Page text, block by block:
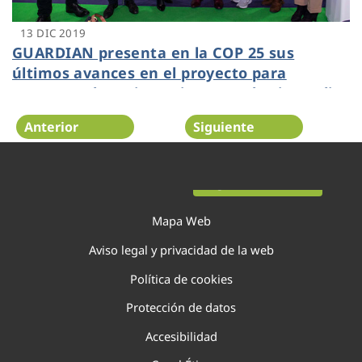
13 DIC 2019
GUARDIAN presenta en la COP 25 sus
últimos avances en el proyecto para
aumentar la resistencia contra los incendios
forestales
Anterior Siguiente
Mapa Web
Aviso legal y privacidad de la web
Política de cookies
Protección de datos
Accesibilidad